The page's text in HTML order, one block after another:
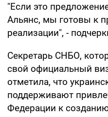
"Если это
Альянс, мы готовы к
реализации", -
Секретарь СНБО,
свой официальный
отметила, что
поддерживают
Федерации к